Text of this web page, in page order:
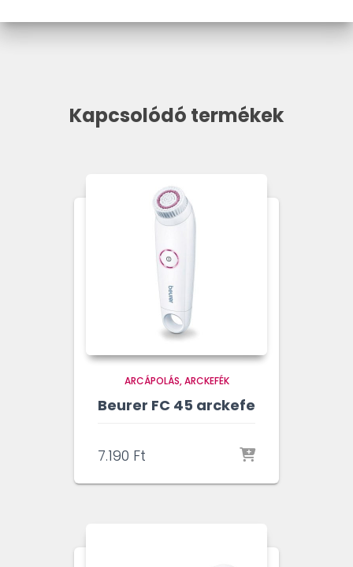
Kapcsolódó termékek
ARCÁPOLÁS ARCKEFÉK
Beurer FC 45 arckefe
7.190 Ft